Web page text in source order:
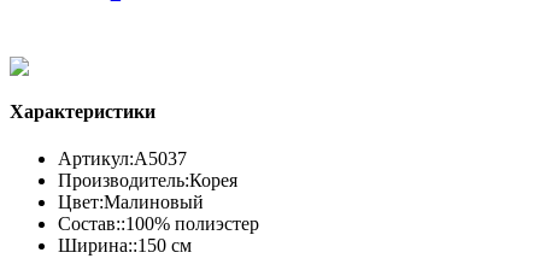
Характеристики
Артикул:А5037
Производитель:Корея
Цвет:Малиновый
Состав::100% полиэстер
Ширина::150 см